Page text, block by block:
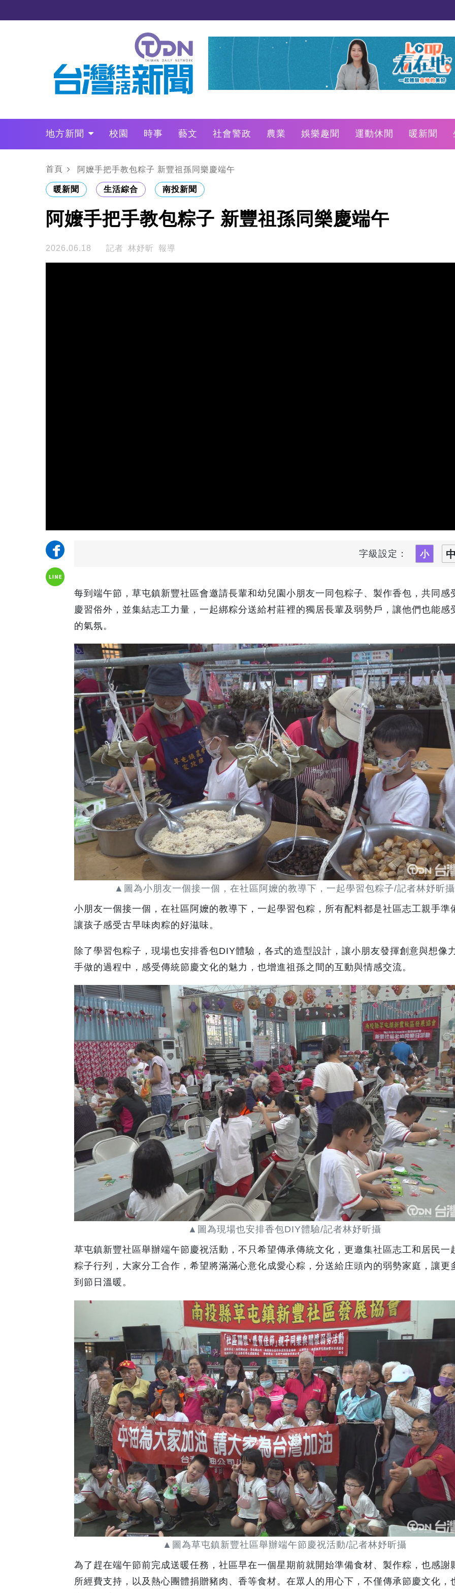
地方新聞 校園 時事 藝文 社會警政 農業 娛樂趣聞 運動休閒 暖新聞
政治
財經 LO叩敲敲門
首頁 阿嬤手把手教包粽子 新豐祖孫同樂慶端午
暖新聞 生活綜合 南投新聞
阿嬤手把手教包粽子 新豐祖孫同樂慶端午
2026.06.18 記者 林妤昕 報導
字級設定：
每到端午節，草屯鎮新豐社區會邀請長輩和幼兒園小朋友一同包粽子、製作香包，共同感
慶習俗外，並集結志工力量，一起綁粽分送給村莊裡的獨居長輩及弱勢戶，讓他們也能感
的氣氛。
▲圖為小朋友一個接一個，在社區阿嬤的教導下，一起學習包粽子/記者林妤昕攝
小朋友一個接一個，在社區阿嬤的教導下，一起學習包粽，所有配料都是社區志工親手準
讓孩子感受古早味肉粽的好滋味。
除了學習包粽子，現場也安排香包DIY體驗，各式的造型設計，讓小朋友發揮創意與想像
手做的過程中，感受傳統節慶文化的魅力，也增進祖孫之間的互動與情感交流。
▲圖為現場也安排香包DIY體驗/記者林妤昕攝
草屯鎮新豐社區舉辦端午節慶祝活動，不只希望傳承傳統文化，更邀集社區志工和居民一
粽子行列，大家分工合作，希望將滿滿心意化成愛心粽，分送給庄頭內的弱勢家庭，讓更
到節日溫暖。
▲圖為草屯鎮新豐社區舉辦端午節慶祝活動/記者林妤昕攝
為了趕在端午節前完成送暖任務，社區早在一個星期前就開始準備食材、製作粽，也感謝
所經費支持，以及熱心團體捐贈豬肉、香等食材。在眾人的用心下，不僅傳承節慶文化，